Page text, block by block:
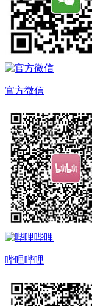
官方微信
哔哩哔哩